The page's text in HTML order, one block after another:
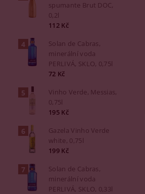
spumante Brut DOC,
0,2l
112 Kč
Solan de Cabras,
minerální voda
PERLIVÁ, SKLO, 0,75l
72 Kč
Vinho Verde, Messias,
0,75l
195 Kč
Gazela Vinho Verde
white, 0,75l
199 Kč
Solan de Cabras,
minerální voda
PERLIVÁ, SKLO, 0,33l